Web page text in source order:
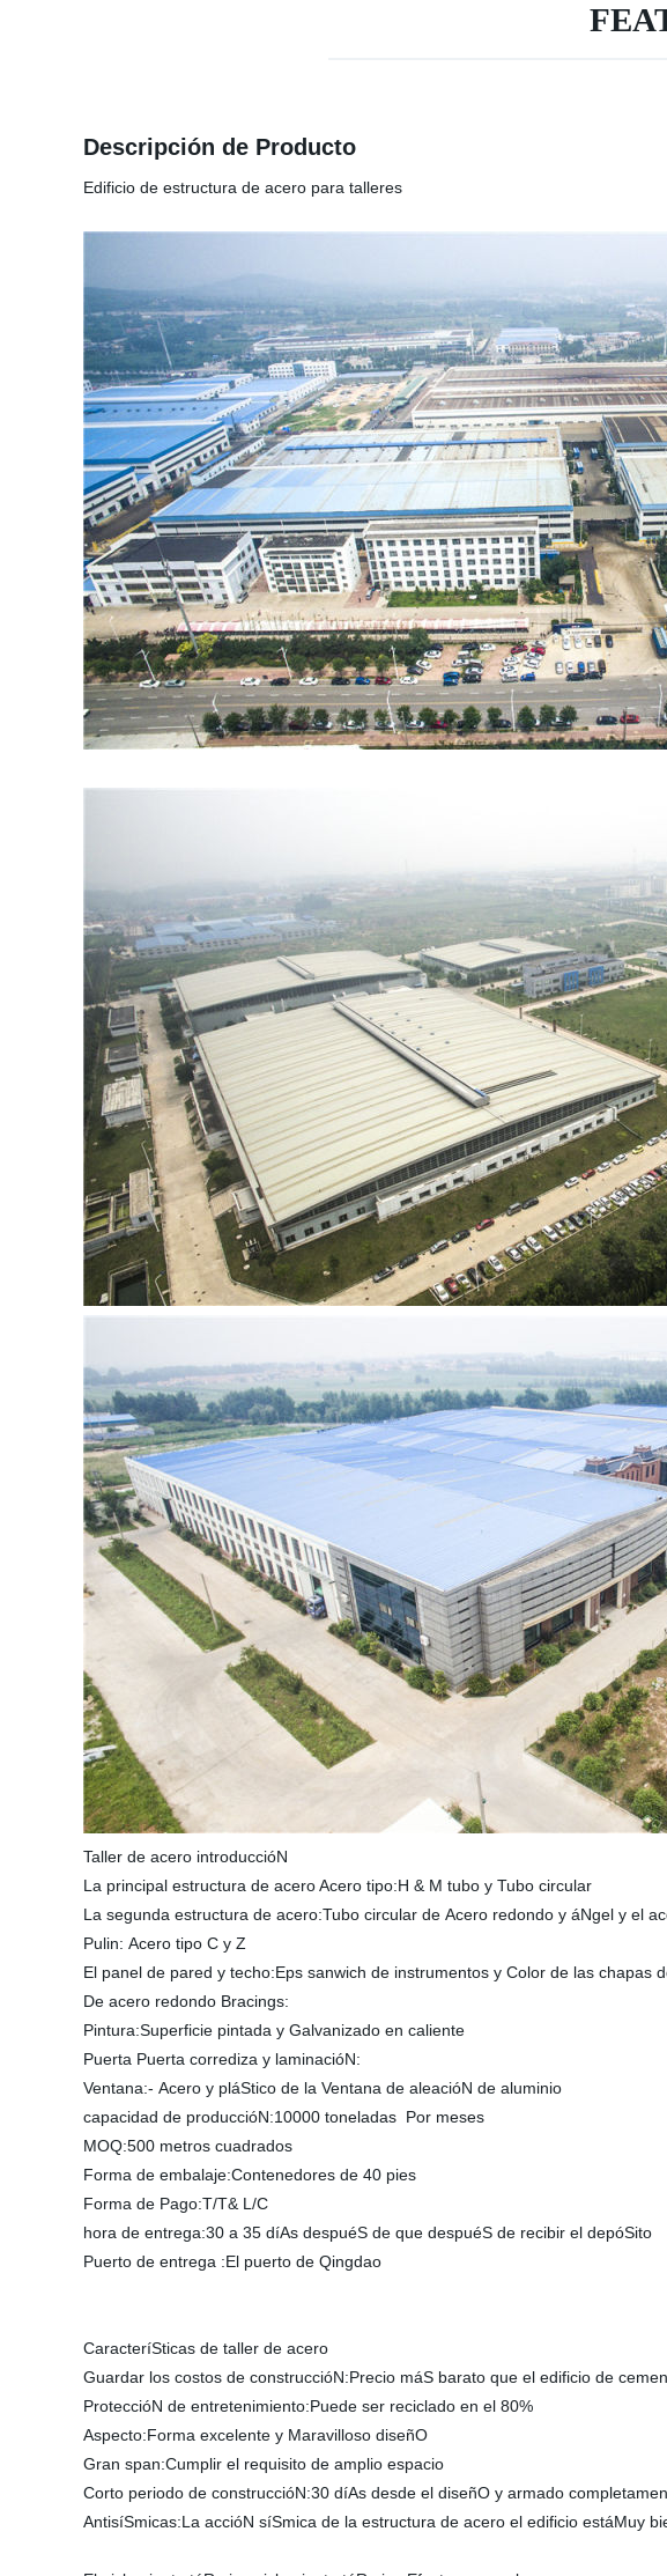
Descripción de Producto
Edificio de estructura de acero para talleres
Taller de acero introduccióN
La principal estructura de acero Acero tipo:H & M tubo y Tubo circular
La segunda estructura de acero:Tubo circular de Acero redondo y áNgel y el
Pulin: Acero tipo C y Z
El panel de pared y techo:Eps sanwich de instrumentos y Color de las chapas
De acero redondo Bracings:
Pintura:Superficie pintada y Galvanizado en caliente
Puerta Puerta corrediza y laminacióN:
Ventana:- Acero y pláStico de la Ventana de aleacióN de aluminio
capacidad de produccióN:10000 toneladas Por meses
MOQ:500 metros cuadrados
Forma de embalaje:Contenedores de 40 pies
Forma de Pago:T/T& L/C
hora de entrega:30 a 35 díAs despuéS de que despuéS de recibir el depóSito
Puerto de entrega
CaracteríSticas de taller de acero
Guardar los costos de construccióN:Precio máS barato que el edificio de
ProteccióN de entretenimiento:Puede ser reciclado en el 80%
Aspecto:Forma excelente y Maravilloso diseñO
Gran span:Cumplir el requisito de amplio espacio
Corto periodo de construccióN:30 díAs desde el diseñO y armado
AntisíSmicas:La accióN síSmica de la estructura de acero el edificio estáMuy